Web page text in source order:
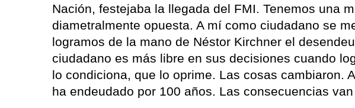
Nación, festejaba la llegada del FMI. Tenemos una
diametralmente opuesta. A mí como ciudadano se
logramos de la mano de Néstor Kirchner el
ciudadano es más libre en sus decisiones cuando
lo condiciona, que lo oprime. Las cosas cambiaron.
ha endeudado por 100 años. Las consecuencias